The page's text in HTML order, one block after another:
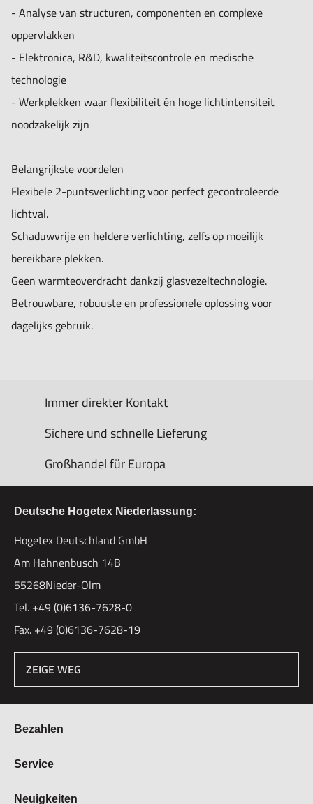
- Analyse van structuren, componenten en complexe
oppervlakken
- Elektronica, R&D, kwaliteitscontrole en medische
technologie
- Werkplekken waar flexibiliteit én hoge lichtintensiteit
noodzakelijk zijn
Belangrijkste voordelen
Flexibele 2-puntsverlichting voor perfect gecontroleerde
lichtval.
Schaduwvrije en heldere verlichting, zelfs op moeilijk
bereikbare plekken.
Geen warmteoverdracht dankzij glasvezeltechnologie.
Betrouwbare, robuuste en professionele oplossing voor
dagelijks gebruik.
Immer direkter Kontakt
Sichere und schnelle Lieferung
Großhandel für Europa
Deutsche Hogetex Niederlassung:
Hogetex Deutschland GmbH
Am Hahnenbusch 14B
55268Nieder-Olm
Tel. +49 (0)6136-7628-0
Fax. +49 (0)6136-7628-19
ZEIGE WEG
Bezahlen
Bestellung & Zahlung
Service
Über Hogetex
Neuigkeiten